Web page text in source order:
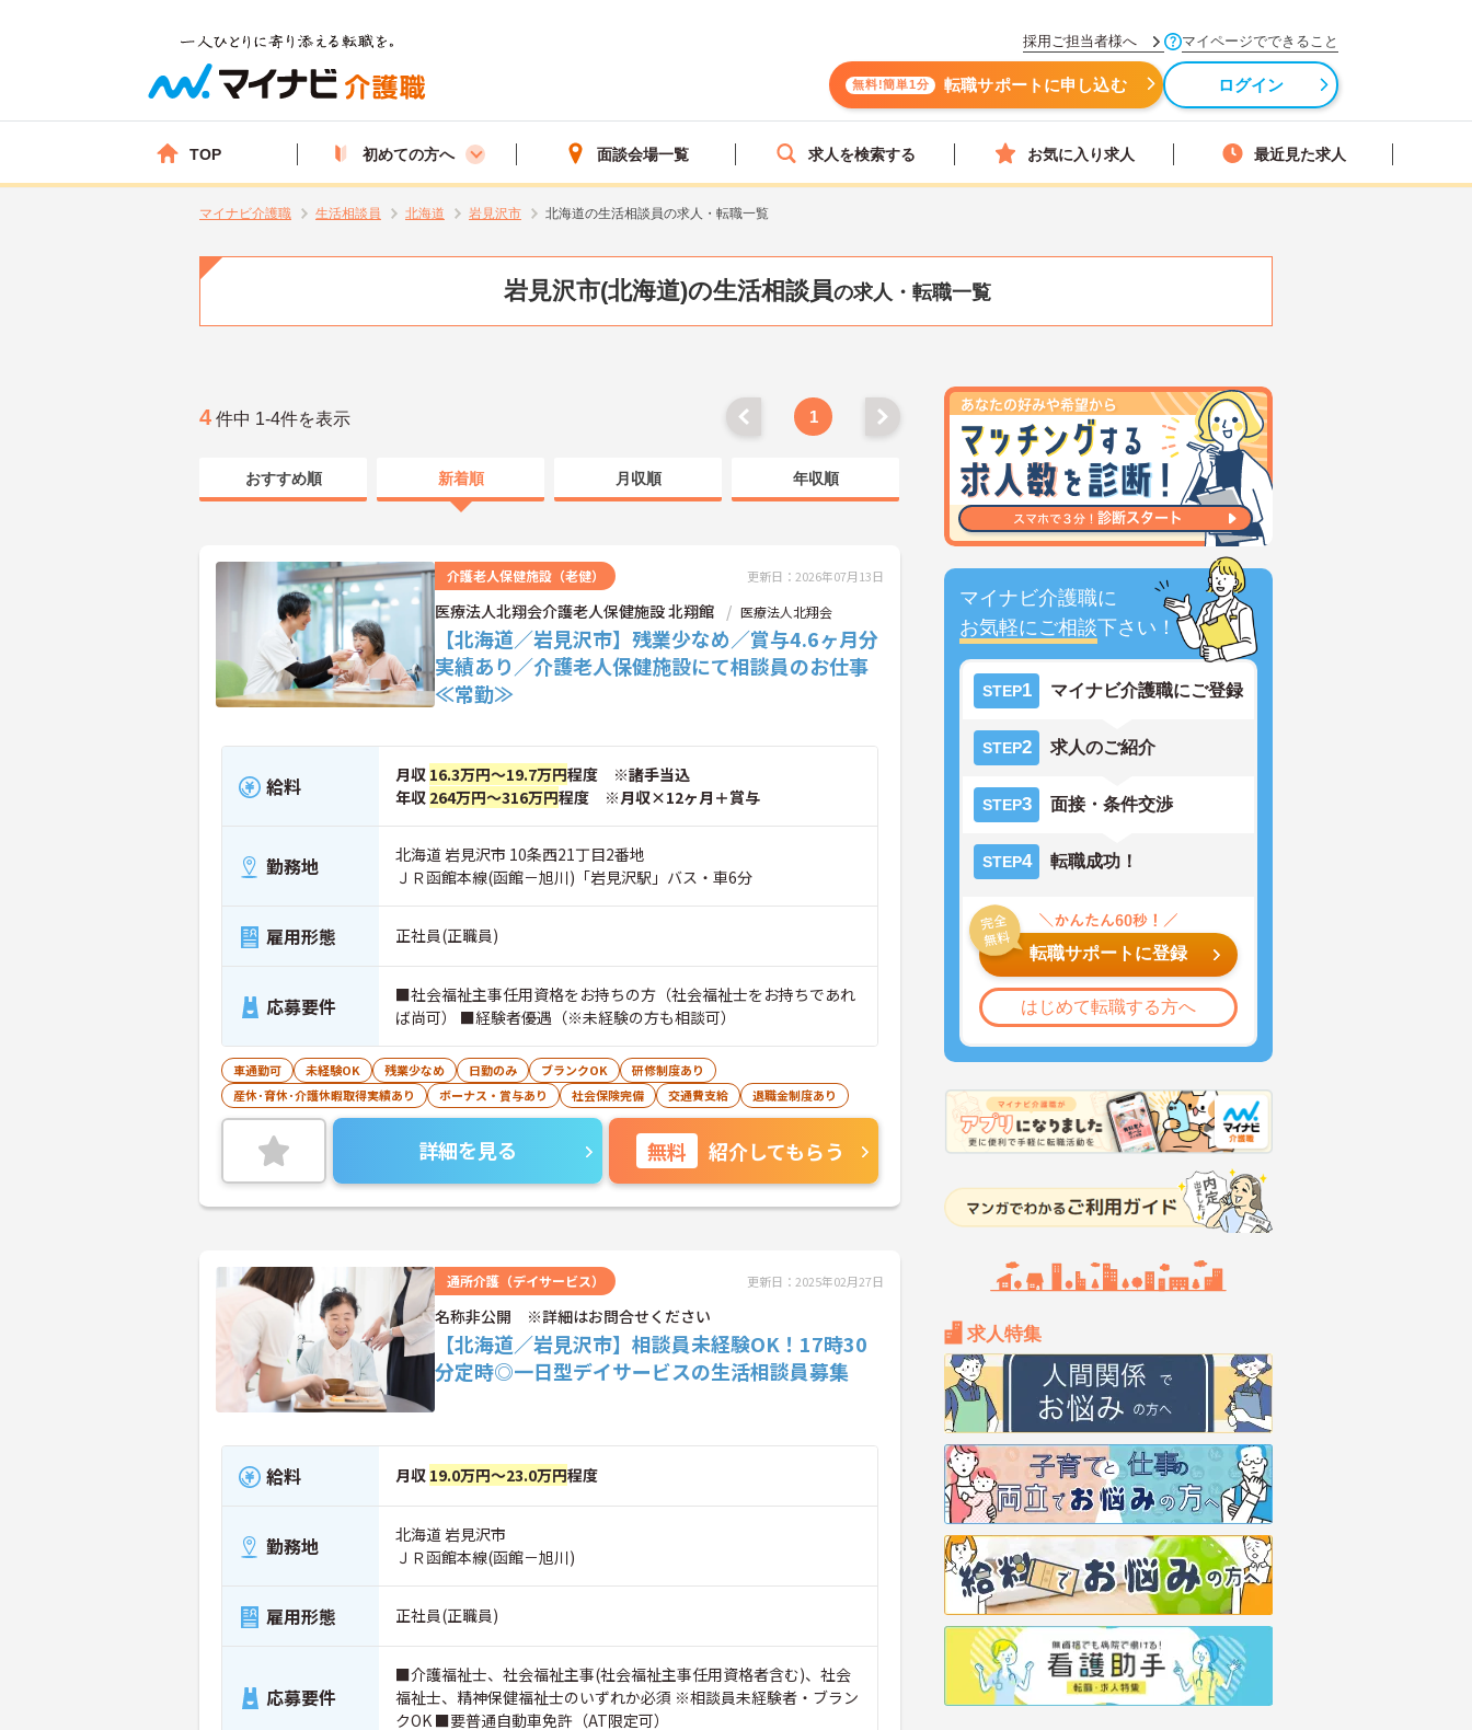
採用ご担当者様へ マイページでできること
無料!簡単1分 転職サポートに申し込む ログイン
TOP 初めての方へ 面談会場一覧 求人を検索する お気に入り求人 最近見た求人
マイナビ介護職 生活相談員 北海道 岩見沢市 北海道の生活相談員の求人・転職一覧
岩見沢市(北海道)の生活相談員の求人・転職一覧
マイナビ介護職に
お気軽にご相談下さい！
STEP1 マイナビ介護職にご登録
STEP2 求人のご紹介
STEP3 面接・条件交渉
STEP4 転職成功！
転職サポートに登録
はじめて転職する方へ
求人特集
4 件中 1-4件を表示 1
おすすめ順 新着順 月収順 年収順
介護老人保健施設（老健） 更新日：2026年07月13日
医療法人北翔会介護老人保健施設 北翔館 医療法人北翔会
【北海道／岩見沢市】残業少なめ／賞与4.6ヶ月分
実績あり／介護老人保健施設にて相談員のお仕事
≪常勤≫
給料 月収 16.3万円～19.7万円程度 ※諸手当込
年収 264万円～316万円程度 ※月収×12ヶ月＋賞与
勤務地
北海道 岩見沢市 10条西21丁目2番地
ＪＲ函館本線(函館－旭川)「岩見沢駅」バス・車6分
雇用形態 正社員(正職員)
応募要件
■社会福祉主事任用資格をお持ちの方（社会福祉士をお持ちであれ
ば尚可） ■経験者優遇（※未経験の方も相談可）
車通勤可 未経験OK 残業少なめ 日勤のみ ブランクOK
研修制度あり
産休･育休･介護休暇取得実績あり
ボーナス・賞与あり 社会保険完備 交通費支給 退職金制度あり
詳細を見る 無料 紹介してもらう
通所介護（デイサービス） 更新日：2025年02月27日
名称非公開 ※詳細はお問合せください
【北海道／岩見沢市】相談員未経験OK！17時30
分定時◎一日型デイサービスの生活相談員募集
給料 月収 19.0万円～23.0万円程度
勤務地
北海道 岩見沢市
ＪＲ函館本線(函館－旭川)
雇用形態 正社員(正職員)
応募要件
■介護福祉士、社会福祉主事(社会福祉主事任用資格者含む)、社会
福祉士、精神保健福祉士のいずれか必須 ※相談員未経験者・ブラン
クOK ■要普通自動車免許（AT限定可）